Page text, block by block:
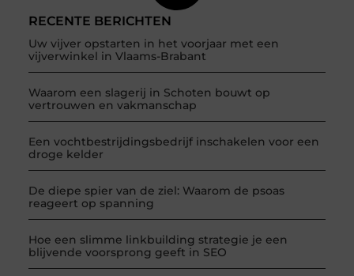
RECENTE BERICHTEN
Uw vijver opstarten in het voorjaar met een
vijverwinkel in Vlaams-Brabant
Waarom een slagerij in Schoten bouwt op
vertrouwen en vakmanschap
Een vochtbestrijdingsbedrijf inschakelen voor een
droge kelder
De diepe spier van de ziel: Waarom de psoas
reageert op spanning
Hoe een slimme linkbuilding strategie je een
blijvende voorsprong geeft in SEO